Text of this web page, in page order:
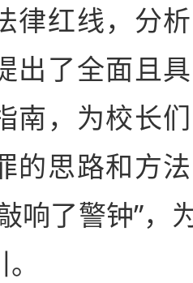
律红线，分
出了全面且
南，为校长
的思路和方
响了警钟”，